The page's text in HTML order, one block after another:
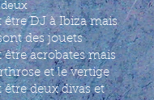
être DJ à Ibiza mais
des jouets
être acrobates mais
et le vertige
être deux divas et